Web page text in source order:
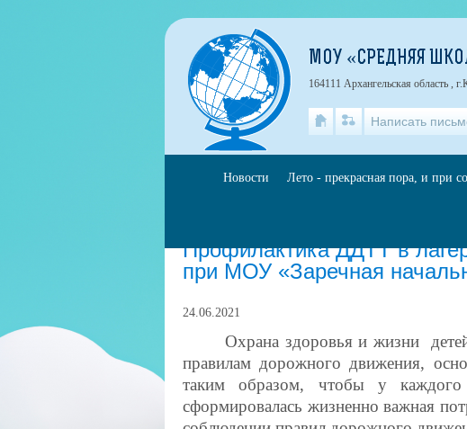
Профилактика ДДТТ в
при МОУ «Заречная
24.06.2021
Охрана здоровья и жизни
правилам дорожного движения,
таким образом, чтобы у каждого
сформировалась жизненно важная
МОУ «СРЕДНЯЯ
164111 Архангельская область ,
Написать
Новости Лето - прекрасная пора, и при